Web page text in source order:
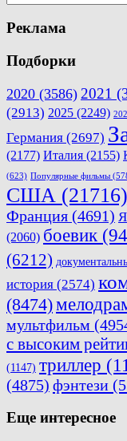
Реклама
Подборки
2020 (3586) 2021
(2913) 2025 (2249)
Германия (2697)
(2177) Италия (2155)
(623) Популярные фильмы
США (21716)
Франция (4691)
(2060) боевик
(6212)
история (2574)
(8474)
мультфильм
с высоким
(1147) триллер
(4875) фэнтези
Еще интересное